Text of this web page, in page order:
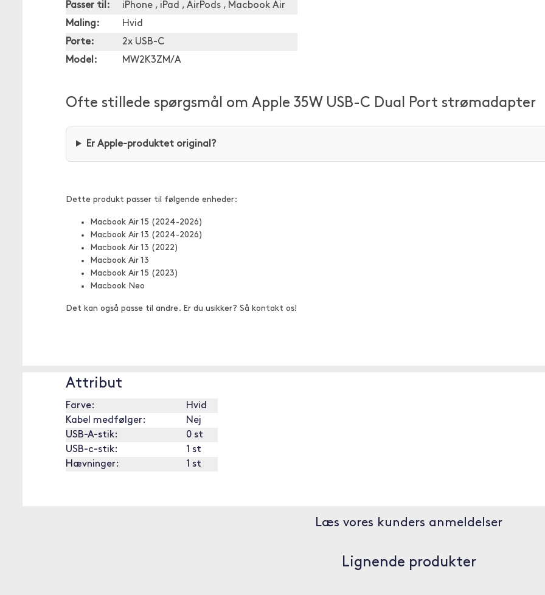
Passer til:
iPhone , iPad , AirPods , Macbook Air
Maling:
Hvid
Porte:
2x USB-C
Model:
MW2K3ZM/A
Ofte stillede spørgsmål om Apple 35W USB-C Dual Port strømadapter
Er Apple-produktet original?
Dette produkt passer til følgende enheder:
Macbook Air 15 (2024-2026)
Macbook Air 13 (2024-2026)
Macbook Air 13 (2022)
Macbook Air 13
Macbook Air 15 (2023)
Macbook Neo
Det kan også passe til andre. Er du usikker? Så kontakt os!
Attribut
Farve:
Hvid
Kabel medfølger:
Nej
USB-A-stik:
0 st
USB-c-stik:
1 st
Hævninger:
1 st
Læs vores kunders anmeldelser
Lignende produkter